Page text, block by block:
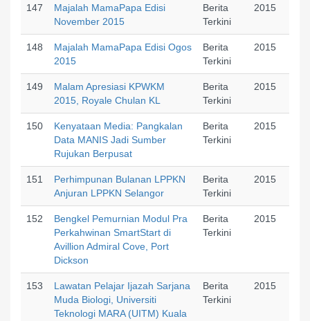
147
Majalah MamaPapa Edisi
November 2015
Berita
Terkini
2015
148
Majalah MamaPapa Edisi Ogos
2015
Berita
Terkini
2015
149
Malam Apresiasi KPWKM
2015, Royale Chulan KL
Berita
Terkini
2015
150
Kenyataan Media: Pangkalan
Data MANIS Jadi Sumber
Rujukan Berpusat
Berita
Terkini
2015
151
Perhimpunan Bulanan LPPKN
Anjuran LPPKN Selangor
Berita
Terkini
2015
152
Bengkel Pemurnian Modul Pra
Perkahwinan SmartStart di
Avillion Admiral Cove, Port
Dickson
Berita
Terkini
2015
153
Lawatan Pelajar Ijazah Sarjana
Muda Biologi, Universiti
Teknologi MARA (UITM) Kuala
Berita
Terkini
2015